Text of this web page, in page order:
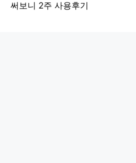
써보니 2주 사용후기